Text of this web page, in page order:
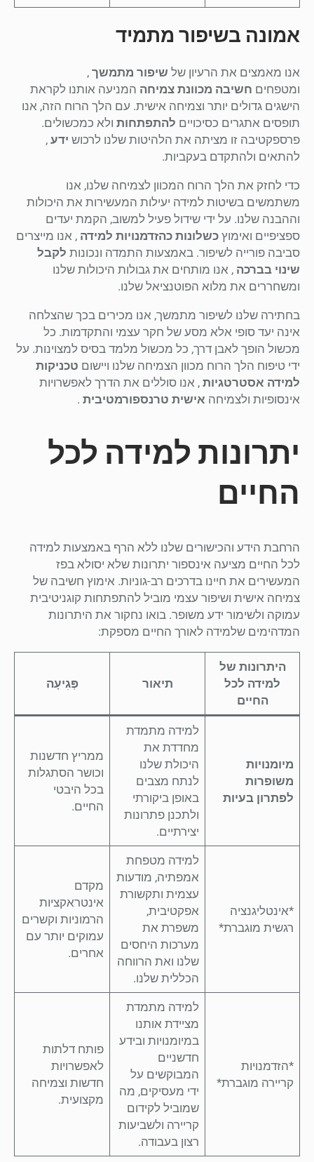
אמונה בשיפור מתמיד
אנו מאמצים את הרעיון של שיפור מתמשך ,
ומטפחים חשיבה מכוונת צמיחה המניעה אותנו לקראת
הישגים גדולים יותר וצמיחה אישית. עם הלך הרוח הזה, אנו
תופסים אתגרים כסיכויים להתפתחות ולא כמכשולים.
פרספקטיבה זו מציתה את הלהיטות שלנו לרכוש ידע ,
להתאים ולהתקדם בעקביות.
כדי לחזק את הלך הרוח המכוון לצמיחה שלנו, אנו
משתמשים בשיטות למידה יעילות המעשירות את היכולות
וההבנה שלנו. על ידי שידול פעיל למשוב, הקמת יעדים
ספציפיים ואימוץ כשלונות כהזדמנויות למידה , אנו מייצרים
סביבה פורייה לשיפור. באמצעות התמדה ונכונות לקבל
שינוי בברכה , אנו מותחים את גבולות היכולות שלנו
ומשחררים את מלוא הפוטנציאל שלנו.
בחתירה שלנו לשיפור מתמשך, אנו מכירים בכך שהצלחה
אינה יעד סופי אלא מסע של חקר עצמי והתקדמות. כל
מכשול הופך לאבן דרך, כל מכשול מלמד בסיס למצוינות. על
ידי טיפוח הלך הרוח מכוון הצמיחה שלנו ויישום טכניקות
למידה אסטרטגיות , אנו סוללים את הדרך לאפשרויות
אינסופיות ולצמיחה אישית טרנספורמטיבית .
יתרונות למידה לכל
החיים
הרחבת הידע והכישורים שלנו ללא הרף באמצעות למידה
לכל החיים מציעה אינספור יתרונות שלא יסולא בפז
המעשירים את חיינו בדרכים רב-גוניות. אימוץ חשיבה של
צמיחה אישית ושיפור עצמי מוביל להתפתחות קוגניטיבית
עמוקה ולשימור ידע משופר. בואו נחקור את היתרונות
המדהימים שלמידה לאורך החיים מספקת:
היתרונות של
למידה לכל
החיים
תיאור פְּגִיעָה
מיומנויות
משופרות
לפתרון בעיות
למידה מתמדת
מחדדת את
היכולת שלנו
לנתח מצבים
באופן ביקורתי
ולתכנן פתרונות
יצירתיים.
ממריץ חדשנות
וכושר הסתגלות
בכל היבטי
החיים.
*אינטליגנציה
רגשית מוגברת*
למידה מטפחת
אמפתיה, מודעות
עצמית ותקשורת
אפקטיבית,
משפרת את
מערכות היחסים
שלנו ואת הרווחה
הכללית שלנו.
מקדם
אינטראקציות
הרמוניות וקשרים
עמוקים יותר עם
אחרים.
*הזדמנויות
קריירה מוגברת*
למידה מתמדת
מציידת אותנו
במיומנויות ובידע
חדשניים
המבוקשים על
ידי מעסיקים, מה
שמוביל לקידום
קריירה ולשביעות
רצון בעבודה.
פותח דלתות
לאפשרויות
חדשות וצמיחה
מקצועית.